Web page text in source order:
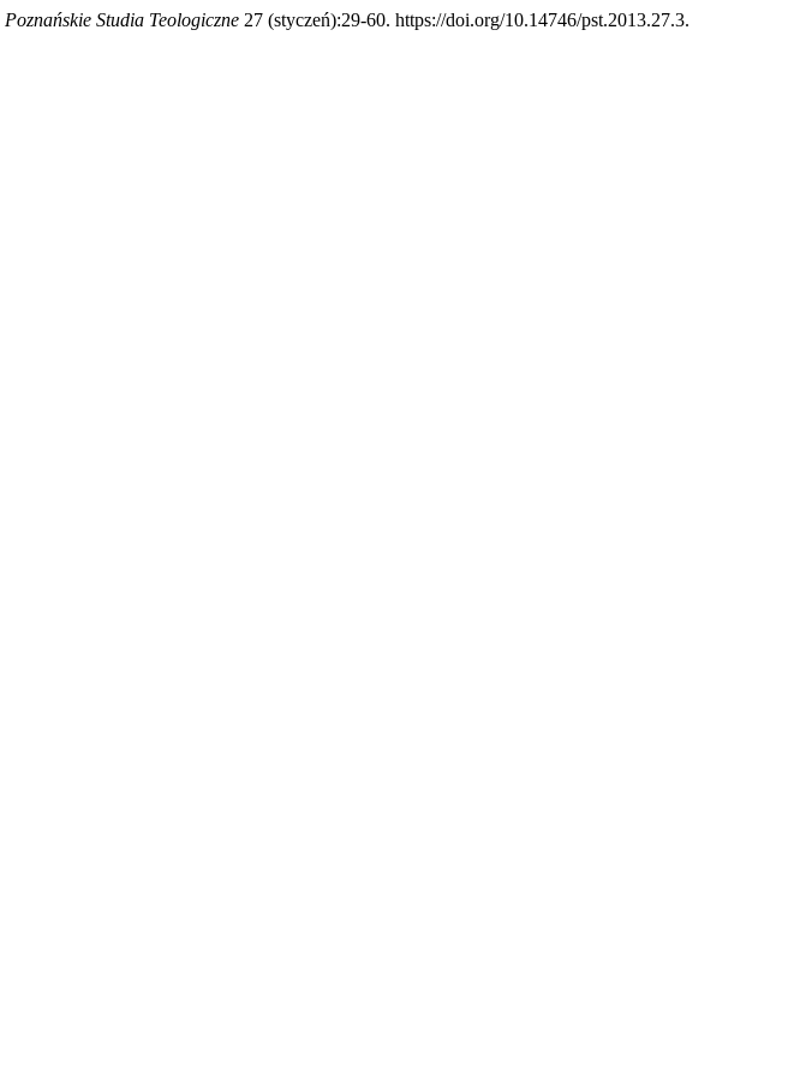
Poznańskie Studia Teologiczne 27 (styczeń):29-60. https://doi.org/10.14746/pst.2013.27.3.